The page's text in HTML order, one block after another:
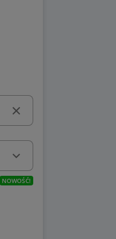
NOWOŚĆ!